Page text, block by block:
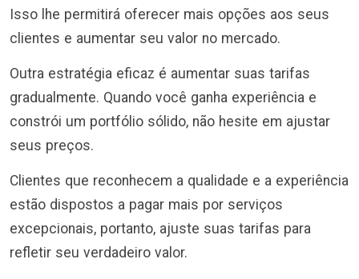
Isso lhe permitirá oferecer mais opções aos seus
clientes e aumentar seu valor no mercado.
Outra estratégia eficaz é aumentar suas tarifas
gradualmente. Quando você ganha experiência e
constrói um portfólio sólido, não hesite em ajustar
seus preços.
Clientes que reconhecem a qualidade e a experiência
estão dispostos a pagar mais por serviços
excepcionais, portanto, ajuste suas tarifas para
refletir seu verdadeiro valor.